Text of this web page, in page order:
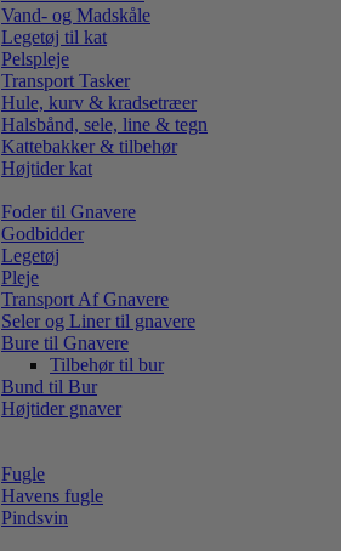
Vand- og Madskåle
Legetøj til kat
Pelspleje
Transport Tasker
Hule, kurv & kradsetræer
Halsbånd, sele, line & tegn
Kattebakker & tilbehør
Højtider kat
Foder til Gnavere
Godbidder
Legetøj
Pleje
Transport Af Gnavere
Seler og Liner til gnavere
Bure til Gnavere
Tilbehør til bur
Bund til Bur
Højtider gnaver
Fugle
Havens fugle
Pindsvin